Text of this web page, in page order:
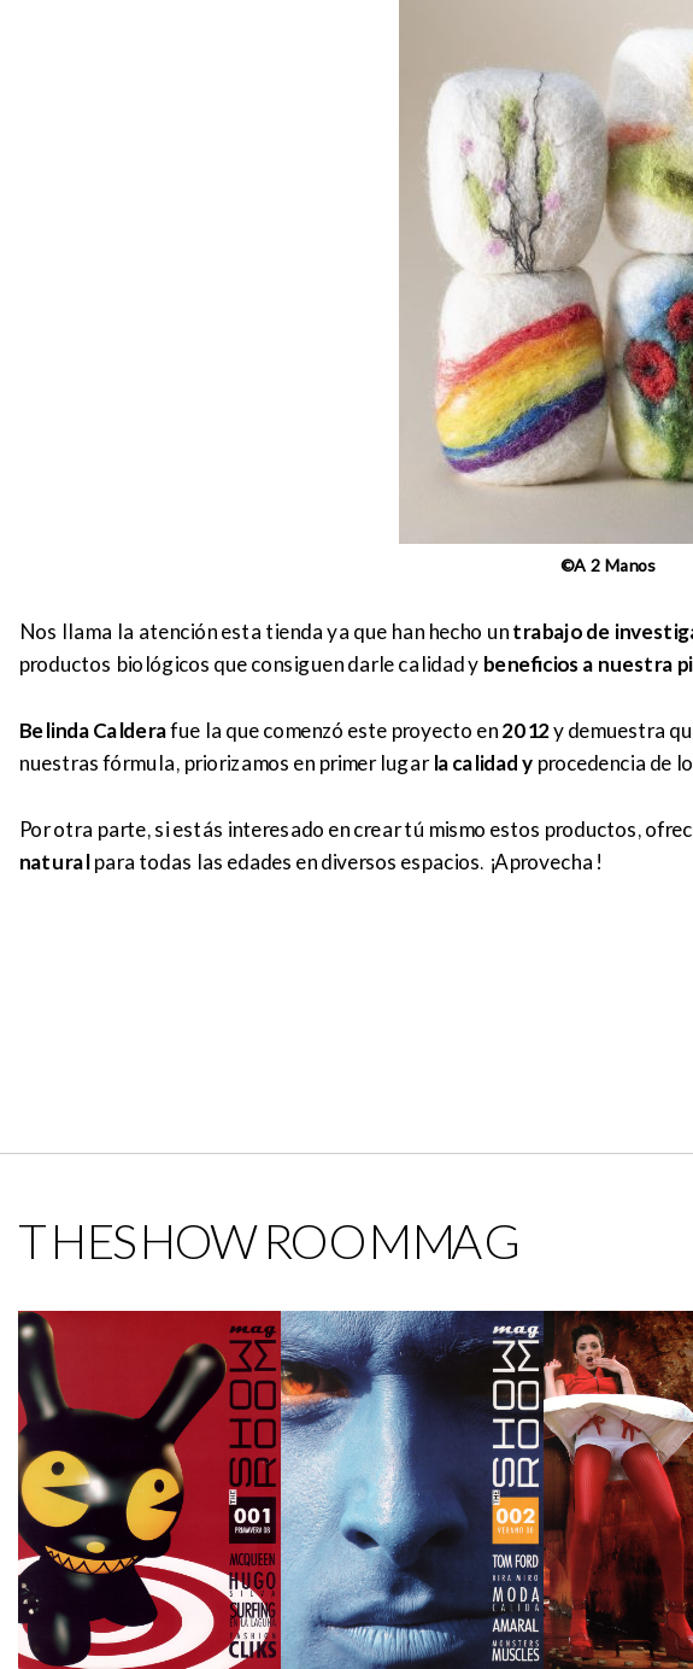
©A 2 Manos
Nos llama la atención esta tienda ya que han hecho untrabajo de
productos biológicos que consiguen darle calidad y beneficios a nuestra
Belinda Calderafue la que comenzó este proyecto en2012y demuestra
nuestras fórmula, priorizamos en primer lugarla calidad y procedencia de
Por otra parte, si estás interesado en crear tú mismo estos productos,
naturalpara todas las edades en diversos espacios. ¡Aprovecha!
THESHOWROOMMAG